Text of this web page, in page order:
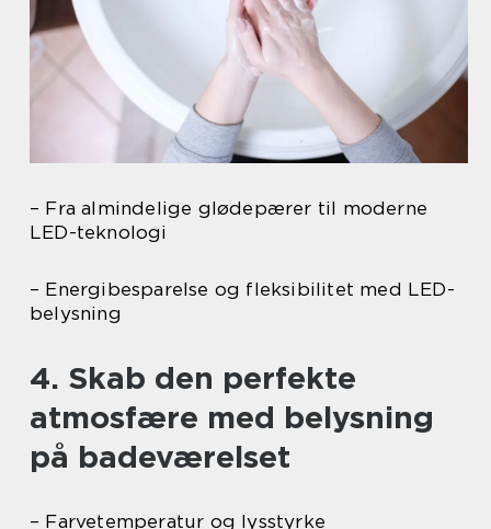
– Fra almindelige glødepærer til moderne
LED-teknologi
– Energibesparelse og fleksibilitet med LED-
belysning
4. Skab den perfekte
atmosfære med belysning
på badeværelset
– Farvetemperatur og lysstyrke